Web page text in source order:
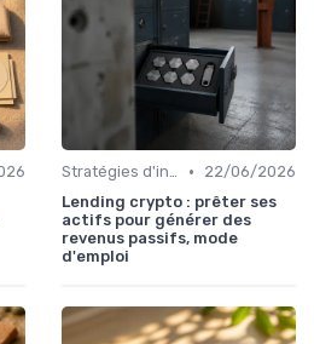
Stratégies d'investissement •
22/06/2026
Lending crypto : prêter ses
actifs pour générer des
revenus passifs, mode
d'emploi